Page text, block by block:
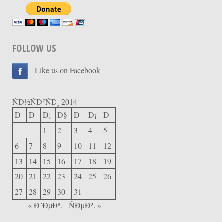
FOLLOW US
Like us on Facebook
ÑÐ½ÑÐ°ÑÐ¸ 2014
Ð
Ð Ð¡ Ð§ Ð Ð¡
Ð
1
2 3 4
5
6
7 8 9 10 11
12
13
14 15 16 17 18
19
20 21 22 23 24 25
26
27
28 29 30
31
« Ð´ÐµÐº.
ÑÐµÐ². »